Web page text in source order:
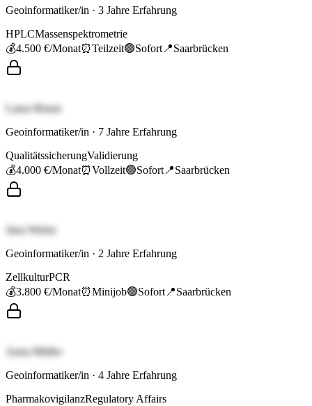
Geoinformatiker/in · 3 Jahre Erfahrung
HPLCMassenspektrometrie
💰4.500 €/Monat⏰Teilzeit🟢Sofort 📍Saarbrücken
Laura Braun
Geoinformatiker/in · 7 Jahre Erfahrung
QualitätssicherungValidierung
💰4.000 €/Monat⏰Vollzeit🟢Sofort 📍Saarbrücken
Jana Weber
Geoinformatiker/in · 2 Jahre Erfahrung
ZellkulturPCR
💰3.800 €/Monat⏰Minijob🟢Sofort 📍Saarbrücken
Anna Müller
Geoinformatiker/in · 4 Jahre Erfahrung
PharmakovigilanzRegulatory Affairs